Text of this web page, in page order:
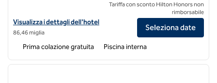
Visualizza i dettagli dell'hotel Embassy Suites by Hilton South Jordan
Visualizza i dettagli dell'hotel
86,46 miglia
Tariffa con sconto Hilton Honors non
rimborsabile
Seleziona date
Prima colazione gratuita Piscina interna
1 di 12